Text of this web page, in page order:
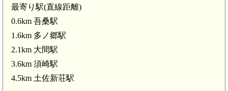
最寄り駅(直線距離)
0.6km 吾桑駅
1.6km 多ノ郷駅
2.1km 大間駅
3.6km 須崎駅
4.5km 土佐新荘駅